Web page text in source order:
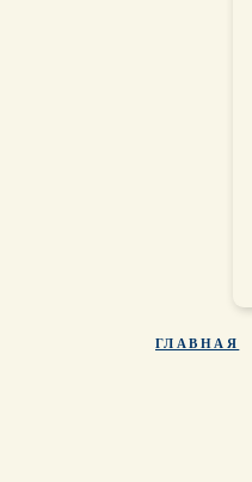
ГЛАВНАЯ